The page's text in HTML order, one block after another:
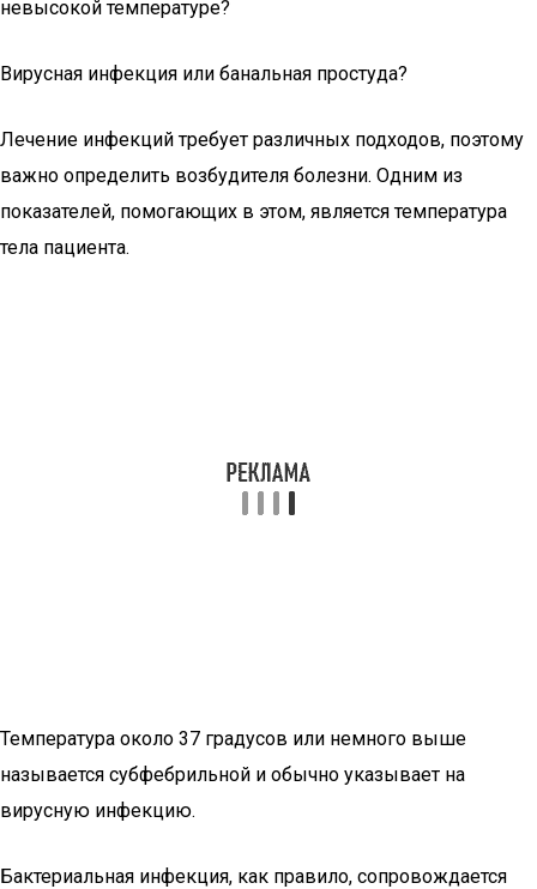
невысокой температуре?
Вирусная инфекция или банальная простуда?
Лечение инфекций требует различных подходов, поэтому
важно определить возбудителя болезни. Одним из
показателей, помогающих в этом, является температура
тела пациента.
Температура около 37 градусов или немного выше
называется субфебрильной и обычно указывает на
вирусную инфекцию.
Бактериальная инфекция, как правило, сопровождается